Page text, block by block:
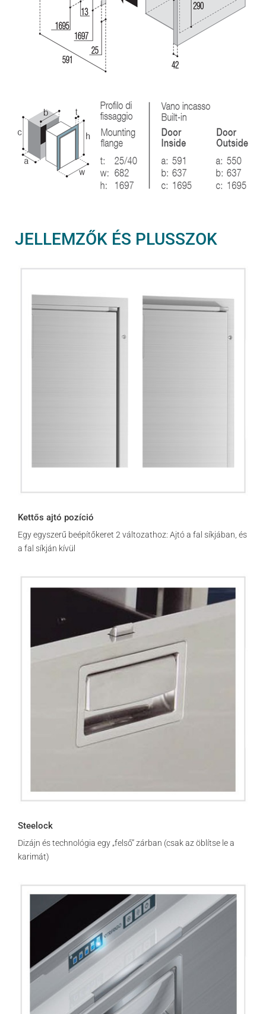
JELLEMZŐK ÉS PLUSSZOK
Kettős ajtó pozíció
Egy egyszerű beépítőkeret 2 változathoz: Ajtó a fal síkjában, és
a fal síkján kívül
Steelock
Dizájn és technológia egy „felső” zárban (csak az öblítse le a
karimát)